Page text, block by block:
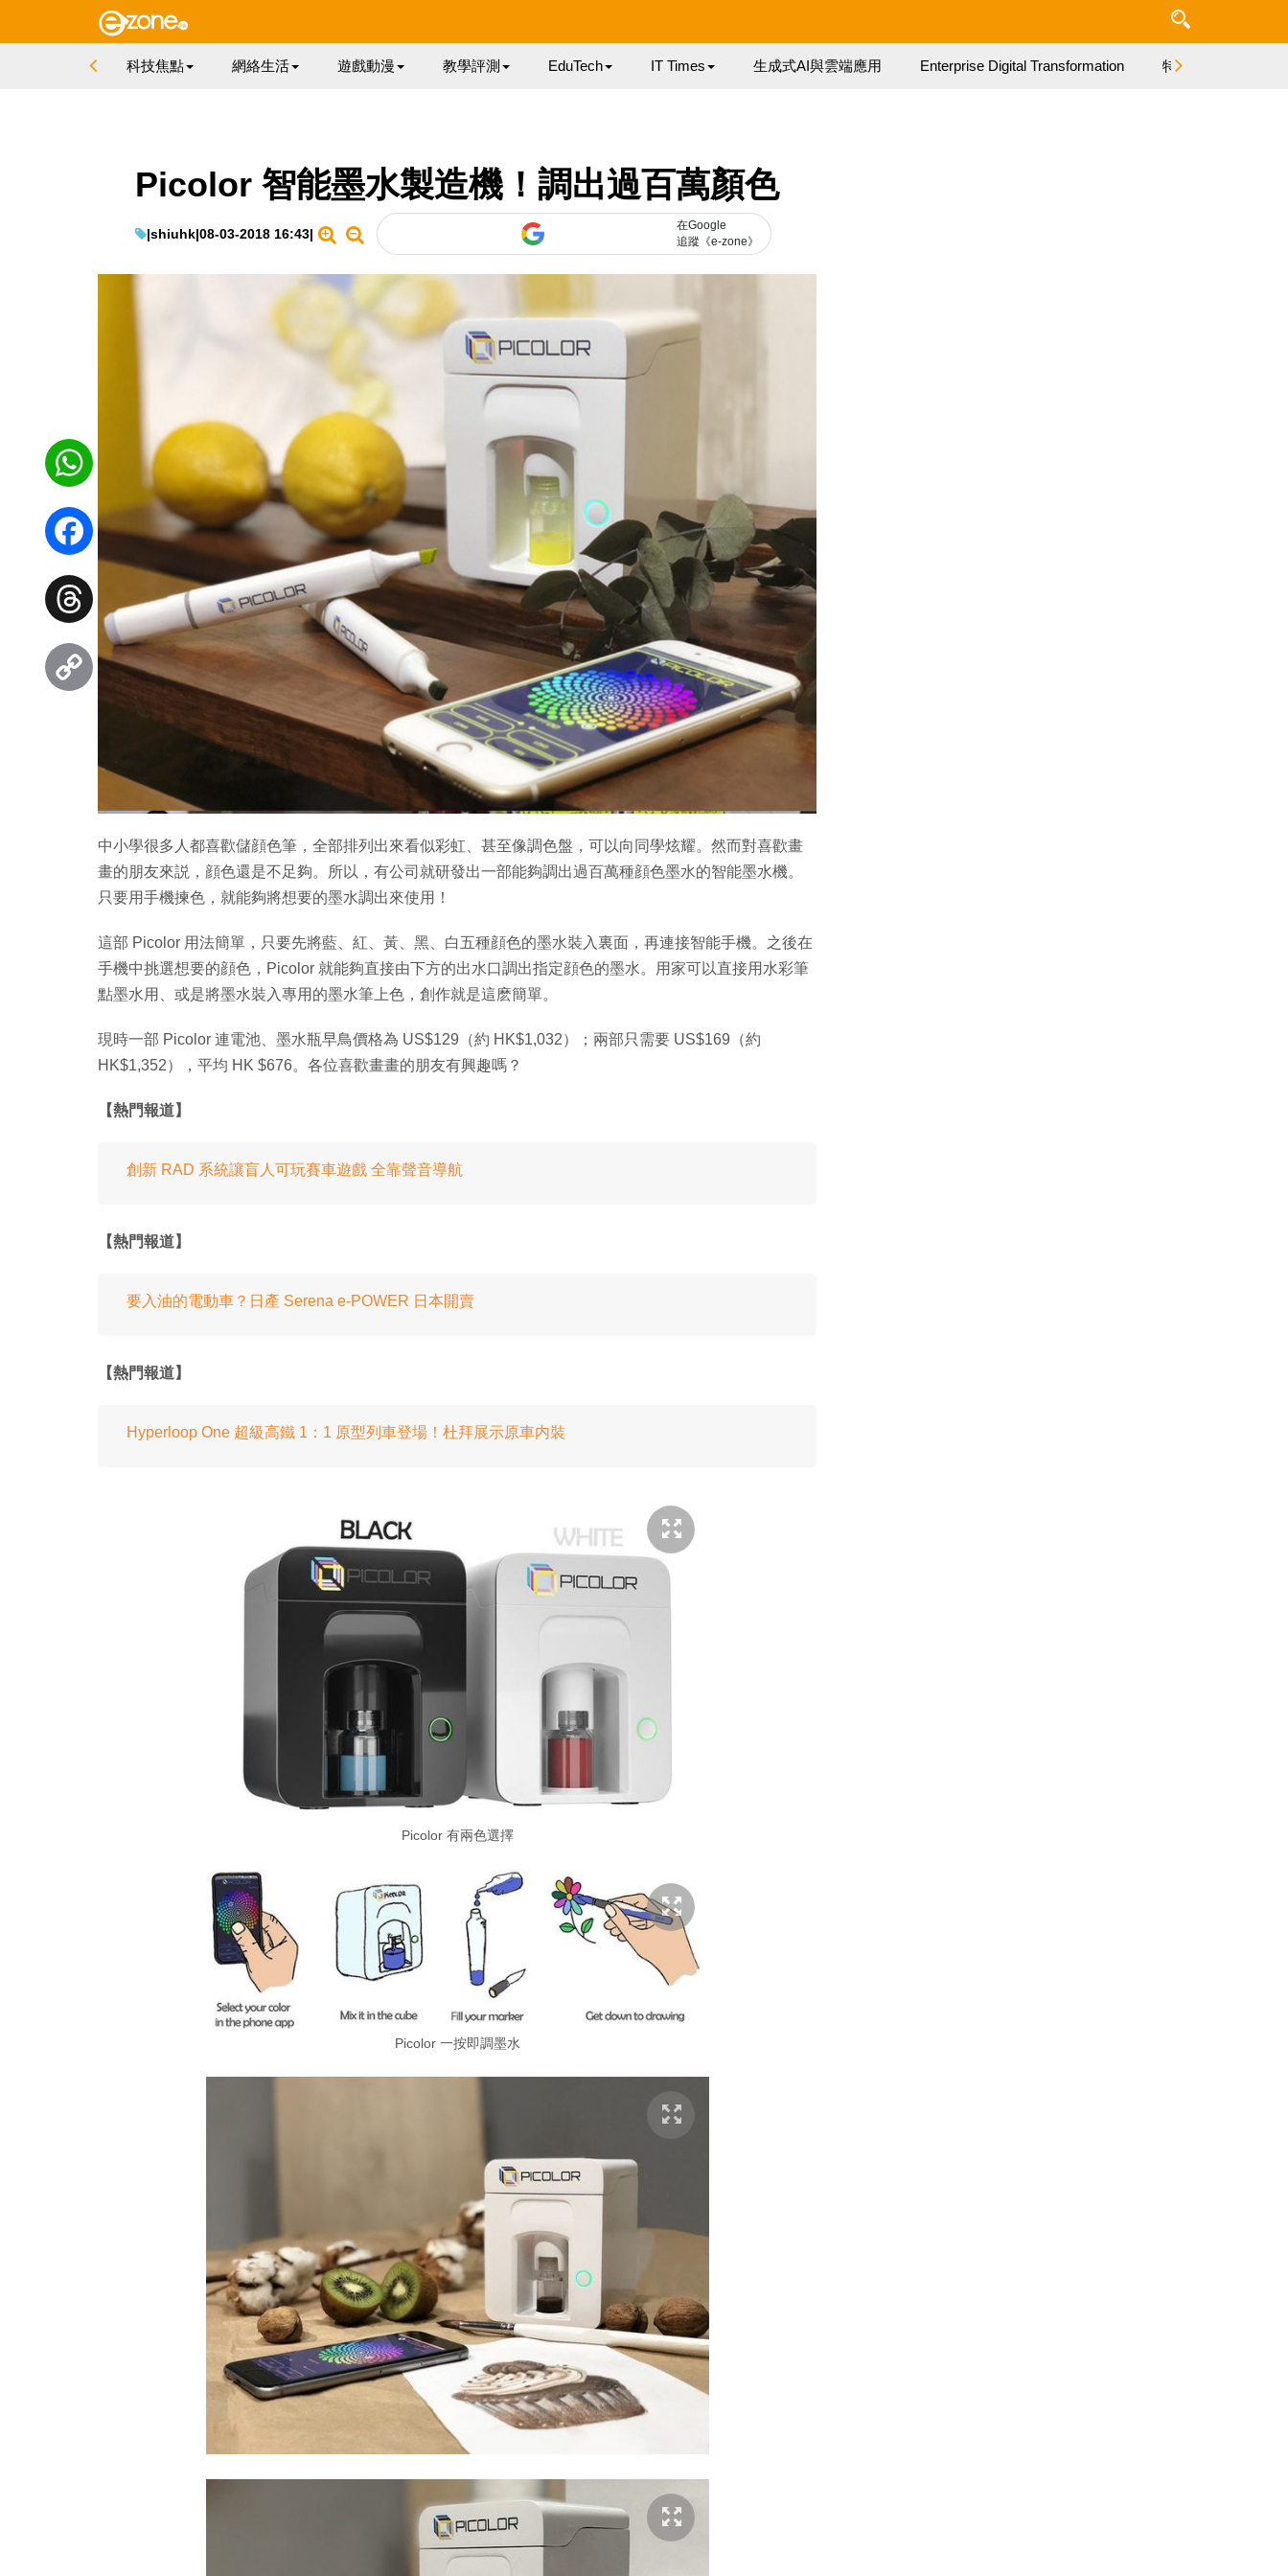
科技焦點 網絡生活 遊戲動漫 教學評測 EduTech IT Times 生成式AI與雲端應用 Enterprise Digital Transformation 特集
Picolor 智能墨水製造機！調出過百萬顏色
|shiuhk|08-03-2018 16:43|
在Google
追蹤《e-zone》
中小學很多人都喜歡儲顔色筆，全部排列出來看似彩虹、甚至像調色盤，可以向同學炫耀。然而對喜歡畫
畫的朋友來説，顔色還是不足夠。所以，有公司就研發出一部能夠調出過百萬種顔色墨水的智能墨水機。
只要用手機揀色，就能夠將想要的墨水調出來使用！
這部 Picolor 用法簡單，只要先將藍、紅、黃、黑、白五種顔色的墨水裝入裏面，再連接智能手機。之後在
手機中挑選想要的顔色，Picolor 就能夠直接由下方的出水口調出指定顔色的墨水。用家可以直接用水彩筆
點墨水用、或是將墨水裝入專用的墨水筆上色，創作就是這麽簡單。
現時一部 Picolor 連電池、墨水瓶早鳥價格為 US$129（約 HK$1,032）；兩部只需要 US$169（約
HK$1,352），平均 HK $676。各位喜歡畫畫的朋友有興趣嗎？
【熱門報道】
創新 RAD 系統讓盲人可玩賽車遊戲 全靠聲音導航
【熱門報道】
要入油的電動車？日產 Serena e-POWER 日本開賣
【熱門報道】
Hyperloop One 超級高鐵 1：1 原型列車登場！杜拜展示原車内裝
Picolor 有兩色選擇
Picolor 一按即調墨水
WhatsApp
Facebook
Threads